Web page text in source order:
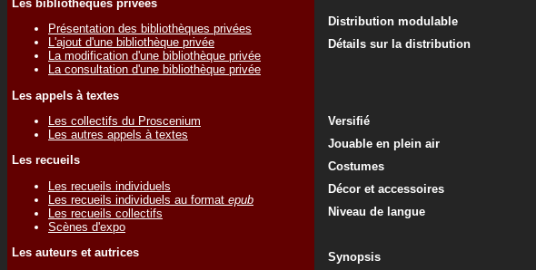
Les bibliothèques privées
Présentation des bibliothèques privées
L'ajout d'une bibliothèque privée
La modification d'une bibliothèque privée
La consultation d'une bibliothèque privée
Les appels à textes
Les collectifs du Proscenium
Les autres appels à textes
Les recueils
Les recueils individuels
Les recueils individuels au format epub
Les recueils collectifs
Scènes d'expo
Les auteurs et autrices
Distribution modulable
Détails sur la distribution
Versifié
Jouable en plein air
Costumes
Décor et accessoires
Niveau de langue
Synopsis